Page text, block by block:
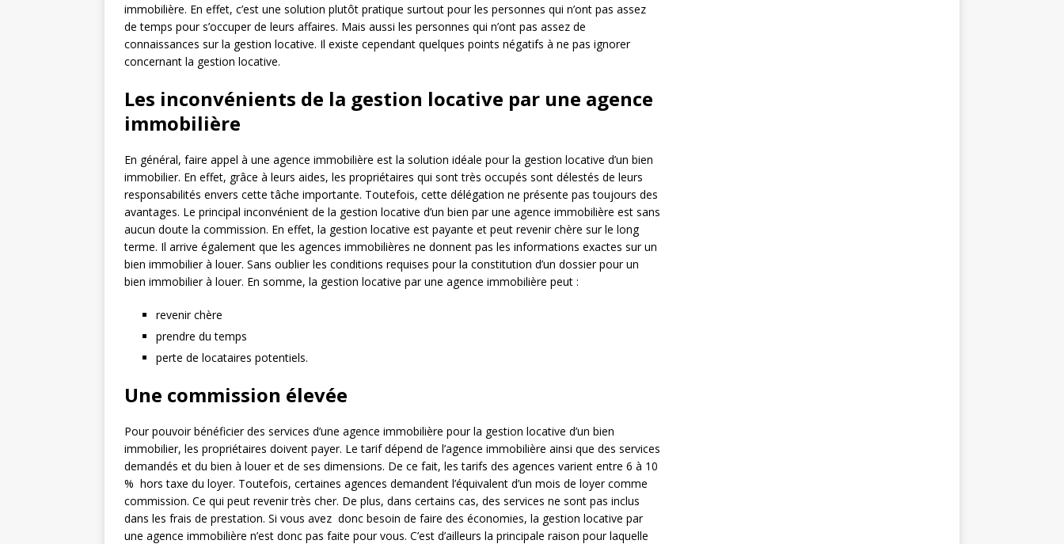
immobilière. En effet, c’est une solution plutôt pratique surtout pour les personnes qui n’ont pas assez
de temps pour s’occuper de leurs affaires. Mais aussi les personnes qui n’ont pas assez de
connaissances sur la gestion locative. Il existe cependant quelques points négatifs à ne pas ignorer
concernant la gestion locative.
Les inconvénients de la gestion locative par une agence
immobilière
En général, faire appel à une agence immobilière est la solution idéale pour la gestion locative d’un bien
immobilier. En effet, grâce à leurs aides, les propriétaires qui sont très occupés sont délestés de leurs
responsabilités envers cette tâche importante. Toutefois, cette délégation ne présente pas toujours des
avantages. Le principal inconvénient de la gestion locative d’un bien par une agence immobilière est sans
aucun doute la commission. En effet, la gestion locative est payante et peut revenir chère sur le long
terme. Il arrive également que les agences immobilières ne donnent pas les informations exactes sur un
bien immobilier à louer. Sans oublier les conditions requises pour la constitution d’un dossier pour un
bien immobilier à louer. En somme, la gestion locative par une agence immobilière peut :
revenir chère
prendre du temps
perte de locataires potentiels.
Une commission élevée
Pour pouvoir bénéficier des services d’une agence immobilière pour la gestion locative d’un bien
immobilier, les propriétaires doivent payer. Le tarif dépend de l’agence immobilière ainsi que des services
demandés et du bien à louer et de ses dimensions. De ce fait, les tarifs des agences varient entre 6 à 10
% hors taxe du loyer. Toutefois, certaines agences demandent l’équivalent d’un mois de loyer comme
commission. Ce qui peut revenir très cher. De plus, dans certains cas, des services ne sont pas inclus
dans les frais de prestation. Si vous avez donc besoin de faire des économies, la gestion locative par
une agence immobilière n’est donc pas faite pour vous. C’est d’ailleurs la principale raison pour laquelle